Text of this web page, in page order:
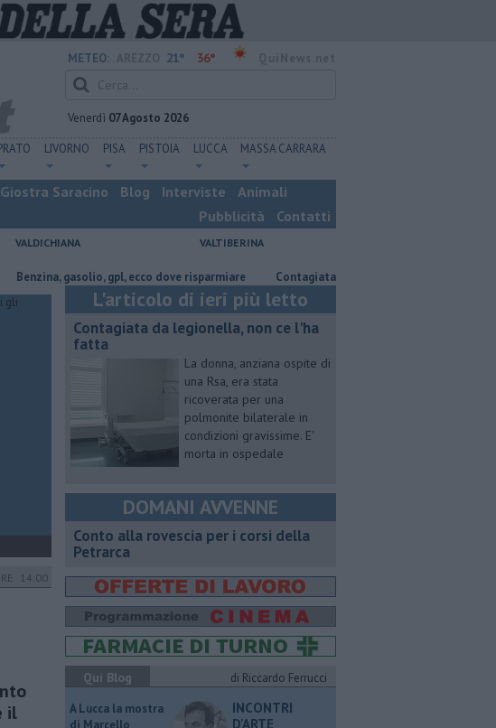
METEO: 21° 36°
Venerdì 07 Agosto 2026
LIVORNO PISA PISTOIA LUCCA MASSA CARRARA
Giostra Saracino Blog Interviste
Animali
Pubblicità
Contatti
VALDICHIANA VALTIBERINA
gasolio, gpl, ecco dove risparmiare Contagiata da legionella, non ce l'ha fatta
14:00
il
L'articolo di ieri più letto
Contagiata da legionella, non ce l'ha
fatta
La donna, anziana ospite di
una Rsa, era stata
ricoverata per una
polmonite bilaterale in
condizioni gravissime. E'
morta in ospedale
DOMANI AVVENNE
​Conto alla rovescia per i corsi della
Petrarca
Qui Blog
di Riccardo Ferrucci
A Lucca la mostra
di Marcello
INCONTRI
D'ARTE